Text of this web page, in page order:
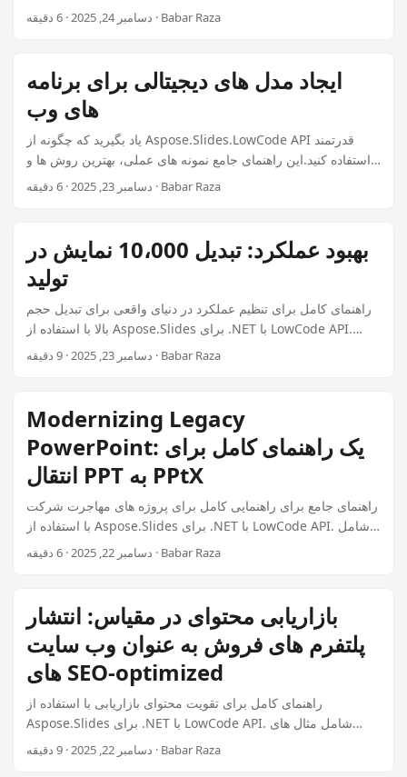
بهترین روش ها و کد آماده تولید را برای توسعه دهندگان .NET ارائه
دسامبر 24, 2025 · 6 دقیقه · Babar Raza
ایجاد مدل های دیجیتالی برای برنامه
های وب
یاد بگیرید که چگونه از Aspose.Slides.LowCode API قدرتمند
استفاده کنید.این راهنمای جامع نمونه های عملی، بهترین روش ها و
دسامبر 23, 2025 · 6 دقیقه · Babar Raza
بهبود عملکرد: تبدیل 10،000 نمایش در
تولید
راهنمای کامل برای تنظیم عملکرد در دنیای واقعی برای تبدیل حجم
بالا با استفاده از Aspose.Slides برای .NET با LowCode API.
شامل مثال های واقعی، بهترین روش ها و کد آماده تولید برای
دسامبر 23, 2025 · 9 دقیقه · Babar Raza
Modernizing Legacy
PowerPoint: یک راهنمای کامل برای
انتقال PPT به PPtX
راهنمای جامع برای راهنمایی کامل برای پروژه های مهاجرت شرکت
با استفاده از Aspose.Slides برای .NET با LowCode API. شامل
مثال های دنیای واقعی، بهترین روش ها و کد آماده تولید برای برنامه
دسامبر 22, 2025 · 6 دقیقه · Babar Raza
بازاریابی محتوای در مقیاس: انتشار
پلتفرم های فروش به عنوان وب سایت
های SEO-optimized
راهنمای کامل برای تقویت محتوای بازاریابی با استفاده از
Aspose.Slides برای .NET با LowCode API. شامل مثال های
دنیای واقعی، بهترین روش ها و کد آماده تولید برای برنامه های
کسب و کار است.
دسامبر 22, 2025 · 9 دقیقه · Babar Raza